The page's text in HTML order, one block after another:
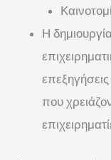
Η
επεξηγήσεις
που